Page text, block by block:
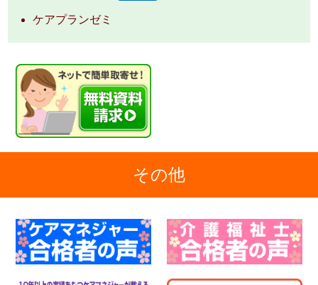
ケアプランゼミ
その他